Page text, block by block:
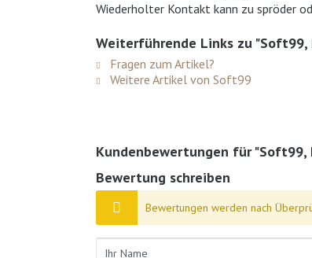
Wiederholter Kontakt kann zu spröder
Weiterführende Links zu "Soft99,
Fragen zum Artikel?
Weitere Artikel von Soft99
Kundenbewertungen für "Soft99,
Bewertung schreiben
Bewertungen werden nach